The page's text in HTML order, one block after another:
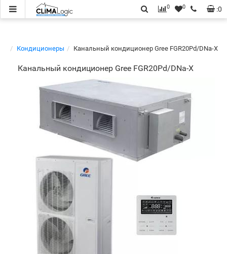
:0
0 0
Кондиционеры Канальный кондиционер Gree FGR20Pd/DNa-X
Канальный кондиционер Gree FGR20Pd/DNa-X